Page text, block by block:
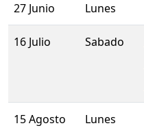
27 Junio Lunes
16 Julio Sabado
15 Agosto Lunes